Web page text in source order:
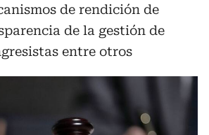
de rendición de
de la gestión de
entre otros